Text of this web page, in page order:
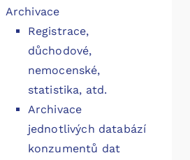
Archivace
Registrace,
důchodové,
nemocenské,
statistika, atd.
Archivace
jednotlivých databází
konzumentů dat